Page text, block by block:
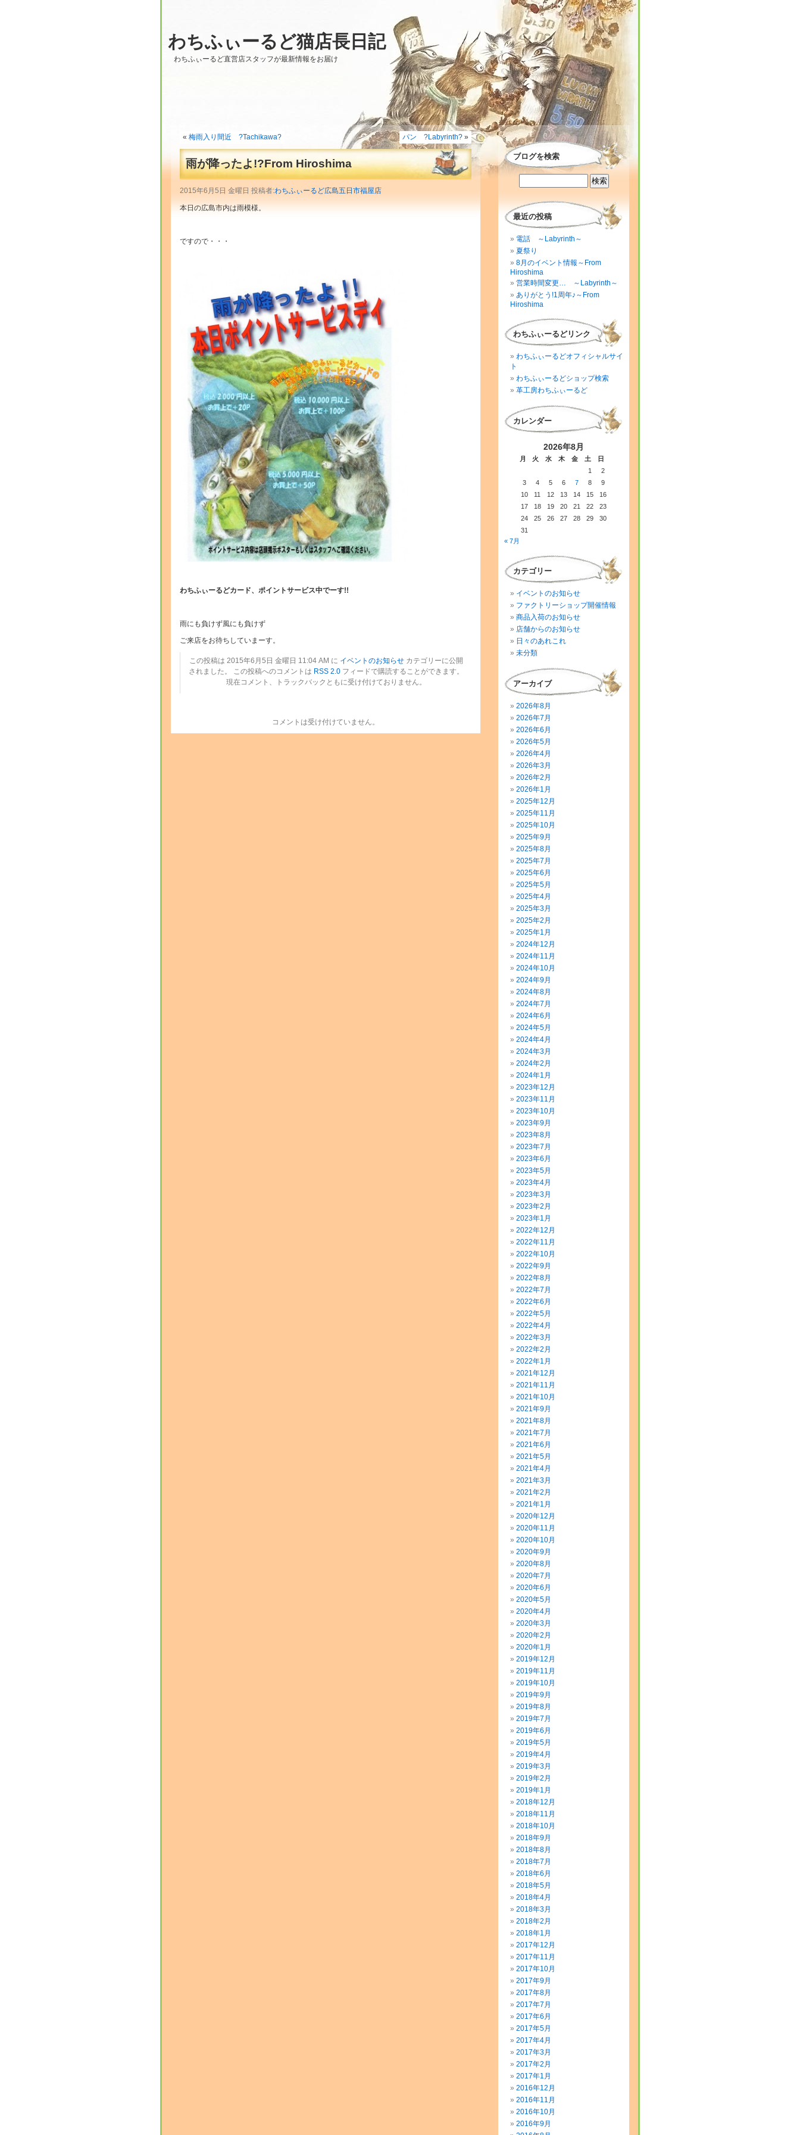
わちふぃーるど猫店長日記
わちふぃーるど直営店スタッフが最新情報をお届け
« 梅雨入り間近 ?Tachikawa? パン ?Labyrinth? »
雨が降ったよ!?From Hiroshima
2015年6月5日 金曜日 投稿者:わちふぃーるど広島五日市福屋店
本日の広島市内は雨模様。
ですので・・・
わちふぃーるどカード、ポイントサービス中でーす!!
雨にも負けず風にも負けず
ご来店をお待ちしていまーす。
この投稿は 2015年6月5日 金曜日 11:04 AM に イベントのお知らせカテゴリーに公開
されました。 この投稿へのコメントは RSS 2.0フィードで購読することができます。
現在コメント、トラックバックともに受け付けておりません。
コメントは受け付けていません。
ブログを検索
最近の投稿
電話 ～Labyrinth～
夏祭り
8月のイベント情報～From
Hiroshima
営業時間変更… ～Labyrinth～
ありがとう!1周年♪～From
Hiroshima
わちふぃーるどリンク
わちふぃーるどオフィシャルサイ
ト
わちふぃーるどショップ検索
革工房わちふぃーるど
カレンダー
2026年8月
月 火 水 木 金 土
日
1
2
3
4 5 6 7 8
9
10
11 12 13 14 15
16
17
18 19 20 21 22
23
24
25 26 27 28 29
30
31
« 7月
カテゴリー
イベントのお知らせ
ファクトリーショップ開催情報
商品入荷のお知らせ
店舗からのお知らせ
日々のあれこれ
未分類
アーカイブ
2026年8月
2026年7月
2026年6月
2026年5月
2026年4月
2026年3月
2026年2月
2026年1月
2025年12月
2025年11月
2025年10月
2025年9月
2025年8月
2025年7月
2025年6月
2025年5月
2025年4月
2025年3月
2025年2月
2025年1月
2024年12月
2024年11月
2024年10月
2024年9月
2024年8月
2024年7月
2024年6月
2024年5月
2024年4月
2024年3月
2024年2月
2024年1月
2023年12月
2023年11月
2023年10月
2023年9月
2023年8月
2023年7月
2023年6月
2023年5月
2023年4月
2023年3月
2023年2月
2023年1月
2022年12月
2022年11月
2022年10月
2022年9月
2022年8月
2022年7月
2022年6月
2022年5月
2022年4月
2022年3月
2022年2月
2022年1月
2021年12月
2021年11月
2021年10月
2021年9月
2021年8月
2021年7月
2021年6月
2021年5月
2021年4月
2021年3月
2021年2月
2021年1月
2020年12月
2020年11月
2020年10月
2020年9月
2020年8月
2020年7月
2020年6月
2020年5月
2020年4月
2020年3月
2020年2月
2020年1月
2019年12月
2019年11月
2019年10月
2019年9月
2019年8月
2019年7月
2019年6月
2019年5月
2019年4月
2019年3月
2019年2月
2019年1月
2018年12月
2018年11月
2018年10月
2018年9月
2018年8月
2018年7月
2018年6月
2018年5月
2018年4月
2018年3月
2018年2月
2018年1月
2017年12月
2017年11月
2017年10月
2017年9月
2017年8月
2017年7月
2017年6月
2017年5月
2017年4月
2017年3月
2017年2月
2017年1月
2016年12月
2016年11月
2016年10月
2016年9月